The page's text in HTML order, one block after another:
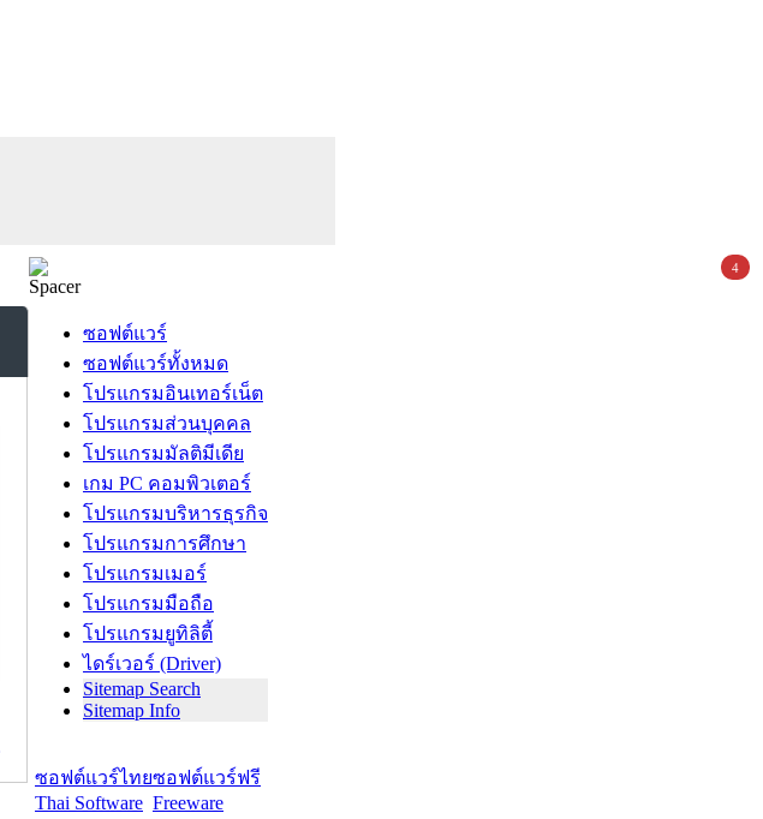
ซอฟต์แวร์
ซอฟต์แวร์ทั้งหมด
โปรแกรมอินเทอร์เน็ต
โปรแกรมส่วนบุคคล
โปรแกรมมัลติมีเดีย
เกม PC คอมพิวเตอร์
โปรแกรมบริหารธุรกิจ
โปรแกรมการศึกษา
โปรแกรมเมอร์
โปรแกรมมือถือ
โปรแกรมยูทิลิตี้
ไดร์เวอร์ (Driver)
Sitemap Search
Sitemap Info
ซอฟต์แวร์ไทย
Thai Software
ซอฟต์แวร์ฟรี
Freeware
4